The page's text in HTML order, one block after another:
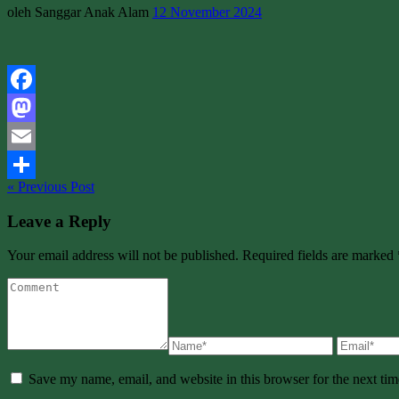
oleh Sanggar Anak Alam 12 November 2024
Facebook
Mastodon
Email
Share
« Previous Post
Leave a Reply
Your email address will not be published. Required fields are marked
Save my name, email, and website in this browser for the next